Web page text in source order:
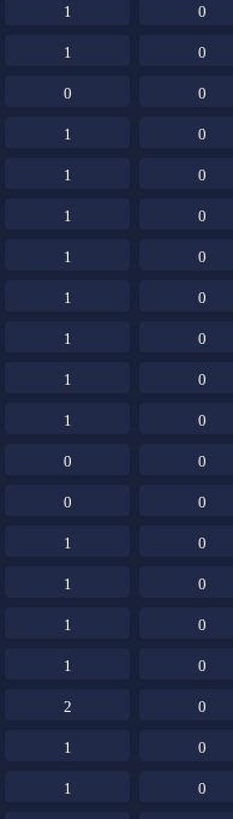
0
1
0
1
0
0
0
1
0
1
0
1
0
1
0
1
0
1
0
1
0
1
0
0
0
0
0
1
0
1
0
1
0
1
0
2
0
1
0
1